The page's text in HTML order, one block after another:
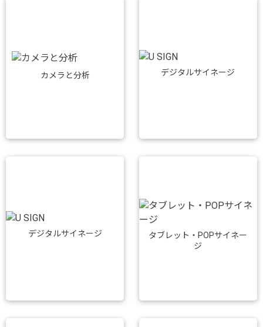
カメラと分析 デジタルサイネージ
デジタルサイネージ
タブレット・POPサイネー
ジ